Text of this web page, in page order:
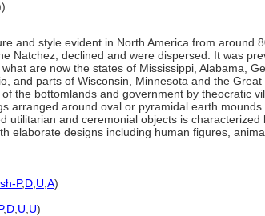
and style evident in North America from around
Natchez, declined and were dispersed. It was
are now the states of Mississippi, Alabama,
and parts of Wisconsin, Minnesota and the
the bottomlands and government by theocratic
arranged around oval or pyramidal earth
utilitarian and ceremonial objects is characterized
elaborate designs including human figures,
P,D U A)
,D U U)